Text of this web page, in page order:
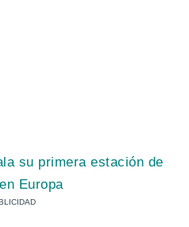
su primera estación de
Europa